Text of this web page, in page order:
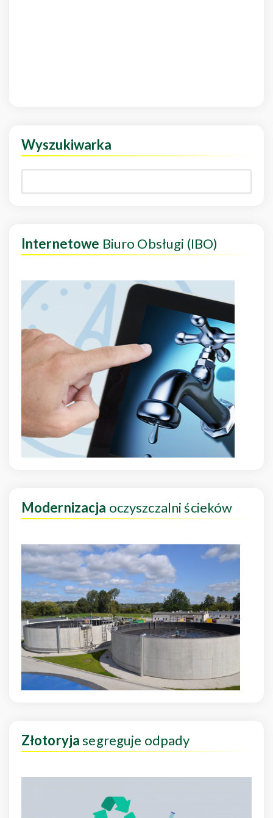
Wyszukiwarka
Internetowe Biuro Obsługi (IBO)
Modernizacja oczyszczalni ścieków
Złotoryjasegreguje odpady